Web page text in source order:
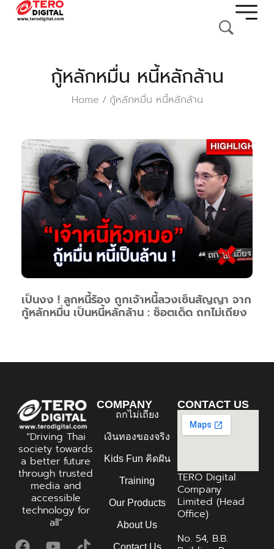
กู้หลักหมื่น หนี้หลักล้าน
Home / กู้หลักหมื่น หนี้หลักล้าน
เป็นงง ! ลูกหนี้ร้อง ถูกเจ้าหนี้ลวงเซ็นสัญญา จาก
กู้หลักหมื่น เป็นหนี้หลักล้าน : ช็อตเด็ด ถกไม่เถียง
“Driving Thai
society towards
a better future
through trusted
media and
accessible
technology for
all”
COMPANY
ถกไม่เถียง
เงินทองของจริง
Kids Fun คิดฝัน
Training
Our Products
About Us
Contact Us
CONTACT US
TERO Digital
Company
Limited (Head
Office)
No. 54, B.B.